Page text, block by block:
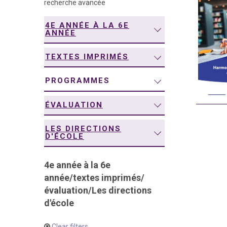
recherche avancée
4E ANNÉE À LA 6E
ANNÉE
TEXTES IMPRIMÉS
PROGRAMMES
ÉVALUATION
LES DIRECTIONS
D'ÉCOLE
4e année à la 6e
année/textes imprimés/
évaluation/Les directions
d'école